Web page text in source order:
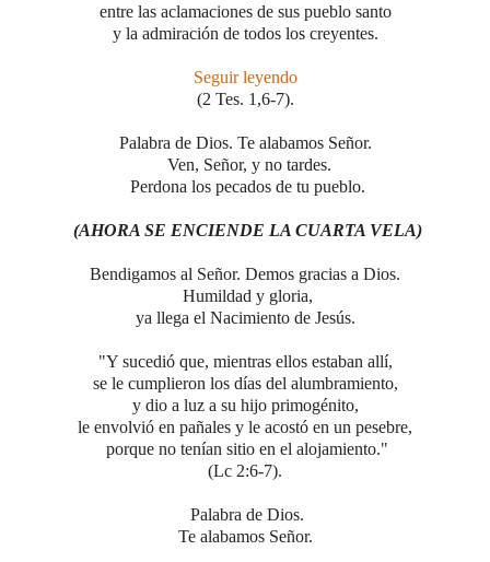
entre las aclamaciones de sus pueblo santo
y la admiración de todos los creyentes.
Seguir leyendo
(2 Tes. 1,6-7).
Palabra de Dios. Te alabamos Señor.
Ven, Señor, y no tardes.
Perdona los pecados de tu pueblo.
(AHORA SE ENCIENDE LA CUARTA VELA)
Bendigamos al Señor. Demos gracias a Dios.
Humildad y gloria,
ya llega el Nacimiento de Jesús.
"Y sucedió que, mientras ellos estaban allí,
se le cumplieron los días del alumbramiento,
y dio a luz a su hijo primogénito,
le envolvió en pañales y le acostó en un pesebre,
porque no tenían sitio en el alojamiento."
(Lc 2:6-7).
Palabra de Dios.
Te alabamos Señor.